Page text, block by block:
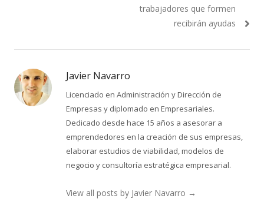
trabajadores que formen
recibirán ayudas
Javier Navarro
Licenciado en Administración y Dirección de
Empresas y diplomado en Empresariales.
Dedicado desde hace 15 años a asesorar a
emprendedores en la creación de sus empresas,
elaborar estudios de viabilidad, modelos de
negocio y consultoría estratégica empresarial.
View all posts by Javier Navarro →